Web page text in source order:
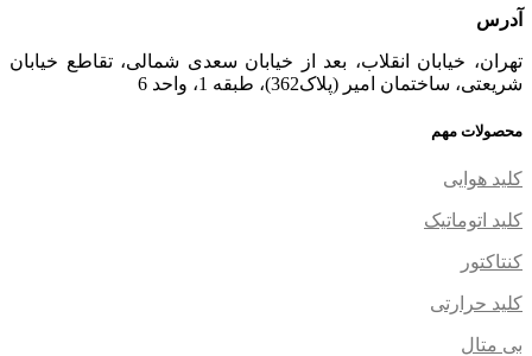
آدرس
تهران، خیابان انقلاب، بعد از خیابان سعدی شمالی، تقاطع خیابان
شریعتی، ساختمان امیر (پلاک362)، طبقه 1، واحد 6
محصولات مهم
کلید هوایی
کلید اتوماتیک
کنتاکتور
کلید حرارتی
بی متال